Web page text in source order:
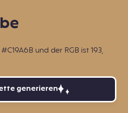
und der RGB ist 193,
generieren